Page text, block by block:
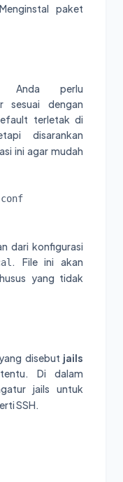
paket
Anda perlu
sesuai dengan
terletak di
disarankan
ini agar mudah
dari konfigurasi
. File ini akan
yang tidak
disebut jails
Di dalam
jails untuk
SSH.